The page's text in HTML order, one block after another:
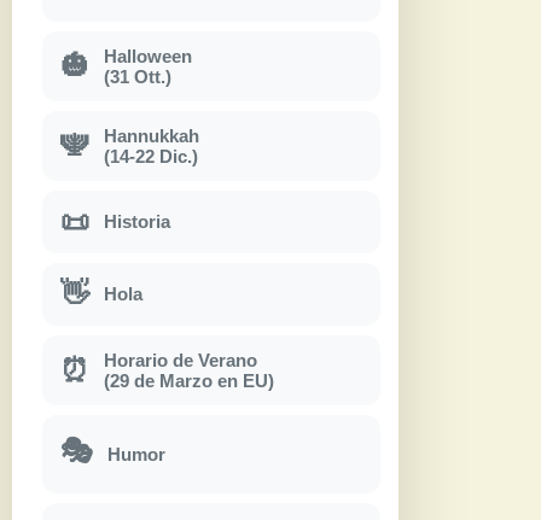
🎃
Halloween
(31 Ott.)
🕎
Hannukkah
(14-22 Dic.)
📜 Historia
👋 Hola
⏰
Horario de Verano
(29 de Marzo en EU)
🎭 Humor